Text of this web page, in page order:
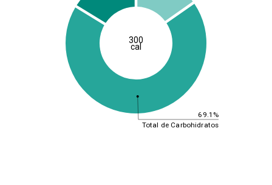
69.1%
Total de Carbohidratos
300
cal